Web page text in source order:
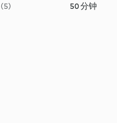
(5) 50 分钟